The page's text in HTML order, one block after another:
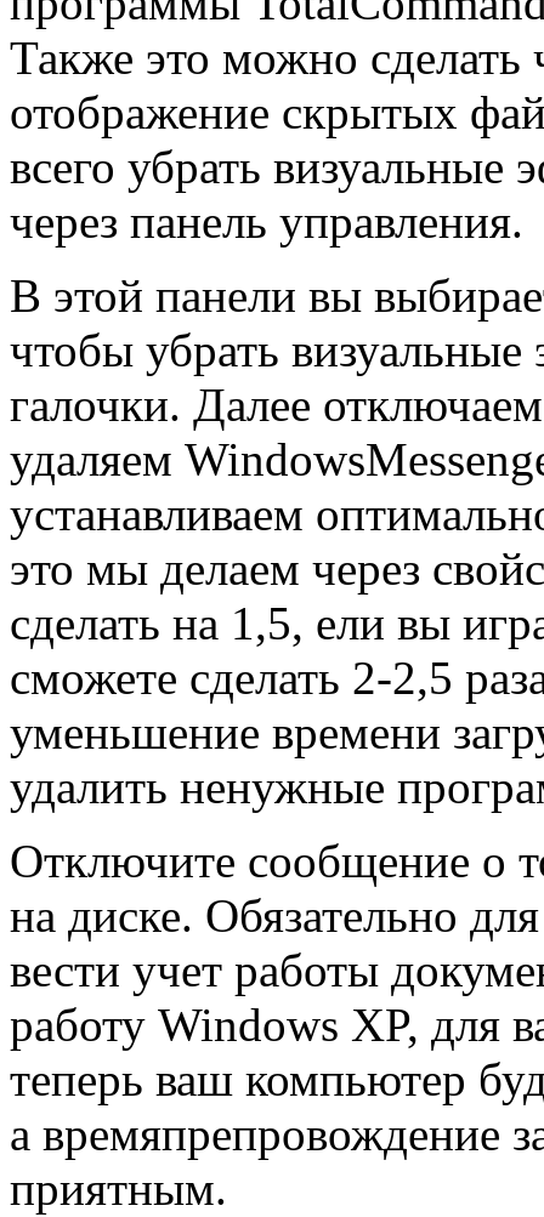
Также это можно сделать
отображение скрытых
всего убрать визуальные
через панель управления.
В этой панели вы
чтобы убрать
галочки. Далее
удаляем
устанавливаем
это мы делаем через
сделать на 1,5, ели вы
сможете сделать 2-2,5
уменьшение времени
удалить ненужные
Отключите сообщение о
на диске. Обязательно
вести учет работы
работу Windows XP, для
теперь ваш компьютер
а времяпрепровождение
приятным.